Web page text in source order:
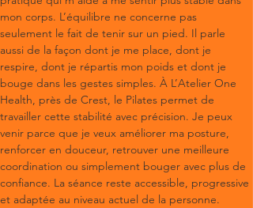
mon corps. L’équilibre ne concerne pas
seulement le fait de tenir sur un pied. Il parle
aussi de la façon dont je me place, dont je
respire, dont je répartis mon poids et dont je
bouge dans les gestes simples. À L’Atelier One
Health, près de Crest, le Pilates permet de
travailler cette stabilité avec précision. Je peux
venir parce que je veux améliorer ma posture,
renforcer en douceur, retrouver une meilleure
coordination ou simplement bouger avec plus de
confiance. La séance reste accessible, progressive
et adaptée au niveau actuel de la personne.